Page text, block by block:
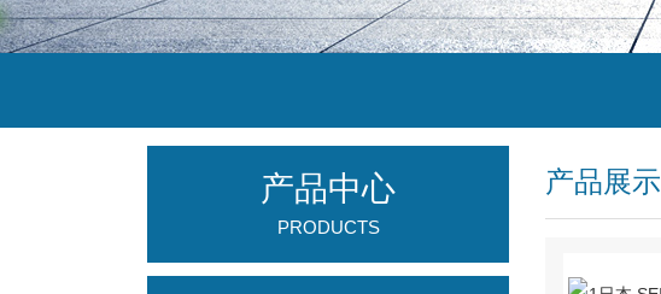
产品展示
产品中心
PRODUCTS